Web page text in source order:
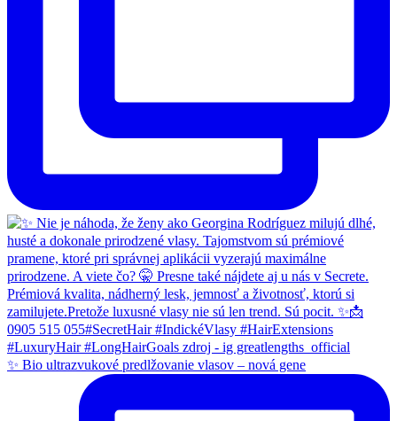
✨ Bio ultrazvukové predlžovanie vlasov – nová gene